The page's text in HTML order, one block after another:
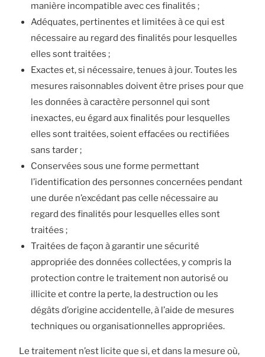
manière incompatible avec ces finalités ;
Adéquates, pertinentes et limitées à ce qui est
nécessaire au regard des finalités pour lesquelles
elles sont traitées ;
Exactes et, si nécessaire, tenues à jour. Toutes les
mesures raisonnables doivent être prises pour que
les données à caractère personnel qui sont
inexactes, eu égard aux finalités pour lesquelles
elles sont traitées, soient effacées ou rectifiées
sans tarder ;
Conservées sous une forme permettant
l’identification des personnes concernées pendant
une durée n’excédant pas celle nécessaire au
regard des finalités pour lesquelles elles sont
traitées ;
Traitées de façon à garantir une sécurité
appropriée des données collectées, y compris la
protection contre le traitement non autorisé ou
illicite et contre la perte, la destruction ou les
dégâts d’origine accidentelle, à l’aide de mesures
techniques ou organisationnelles appropriées.
Le traitement n’est licite que si, et dans la mesure où,